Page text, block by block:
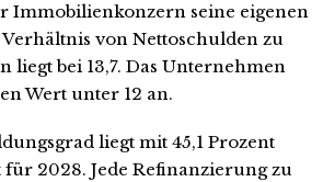
Immobilienkonzern seine eigenen
von Nettoschulden zu
liegt bei 13,7. Das Unternehmen
Wert unter 12 an.
liegt mit 45,1 Prozent
2028. Jede Refinanzierung zu